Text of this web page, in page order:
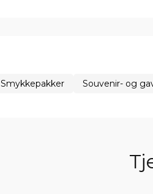
Smykkepakker Souvenir- og